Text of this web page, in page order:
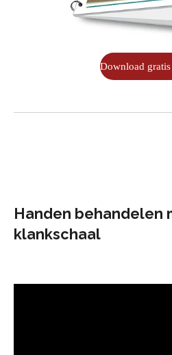
Download
Handen behandelen
klankschaal